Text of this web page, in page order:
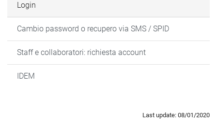
Login
Cambio password o recupero via SMS / SPID
Staff e collaboratori: richiesta account
IDEM
Last update: 08/01/2020